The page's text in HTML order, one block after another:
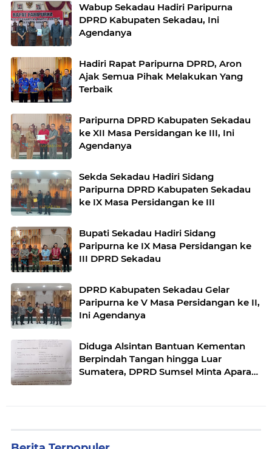
Wabup Sekadau Hadiri Paripurna
DPRD Kabupaten Sekadau, Ini
Agendanya
Hadiri Rapat Paripurna DPRD, Aron
Ajak Semua Pihak Melakukan Yang
Terbaik
Paripurna DPRD Kabupaten Sekadau
ke XII Masa Persidangan ke III, Ini
Agendanya
Sekda Sekadau Hadiri Sidang
Paripurna DPRD Kabupaten Sekadau
ke IX Masa Persidangan ke III
Bupati Sekadau Hadiri Sidang
Paripurna ke IX Masa Persidangan ke
III DPRD Sekadau
DPRD Kabupaten Sekadau Gelar
Paripurna ke V Masa Persidangan ke II,
Ini Agendanya
Diduga Alsintan Bantuan Kementan
Berpindah Tangan hingga Luar
Sumatera, DPRD Sumsel Minta Aparat